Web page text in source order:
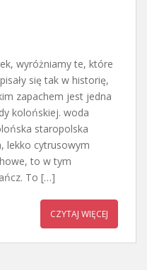
wyróżniamy te, które
się tak w historię,
zapachem jest jedna
kolońskiej. woda
staropolska
lekko cytrusowym
to w tym
To […]
CZYTAJ WIĘCEJ